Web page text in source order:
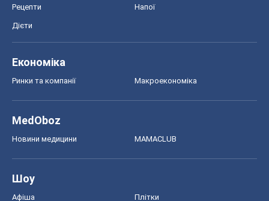
Рецепти Напої
Дієти
Економіка
Ринки та компанії Макроекономіка
MedOboz
Новини медицини MAMACLUB
Шоу
Афіша Плітки